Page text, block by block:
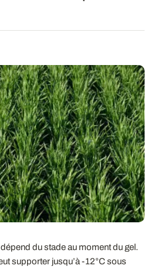
du stade au moment du gel.
supporter jusqu’à -12°C sous